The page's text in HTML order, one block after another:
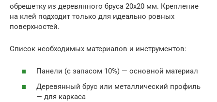
обрешетку из деревянного бруса 20х20 мм. Крепление
на клей подходит только для идеально ровных
поверхностей.
Список необходимых материалов и инструментов:
Панели (с запасом 10%) — основной материал
Деревянный брус или металлический профиль
— для каркаса